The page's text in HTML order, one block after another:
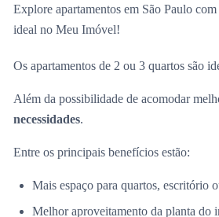
Explore apartamentos em São Paulo
ideal no Meu Imóvel!
Os apartamentos de 2 ou 3 quartos são
Além da possibilidade de acomodar
necessidades.
Entre os principais benefícios estão:
Mais espaço para quartos, escritório
Melhor aproveitamento da planta do